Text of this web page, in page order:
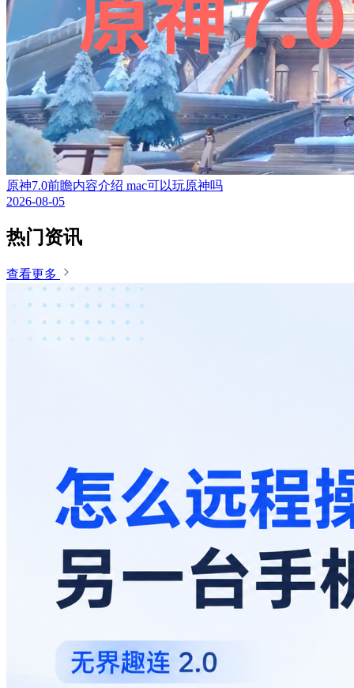
原神7.0前瞻内容介绍 mac可以玩原神吗
2026-08-05
热门资讯
查看更多